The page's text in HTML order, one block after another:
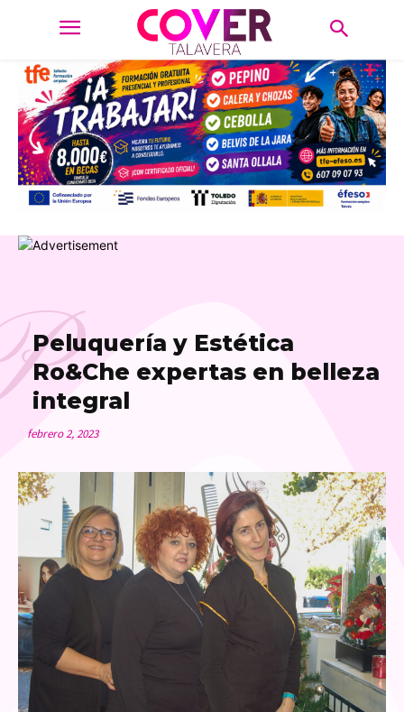
Peluquería y Estética
Ro&Che expertas en belleza
integral
febrero 2, 2023